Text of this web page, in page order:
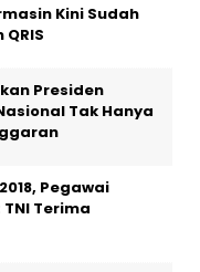
Kini Sudah
Presiden
Tak Hanya
Pegawai
Terima